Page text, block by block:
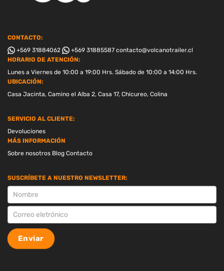
CONTACTO:
+569 31884062
+569 31885587 contacto@volcanotrailer.cl
HORARIO DE ATENCIÓN:
Lunes a Viernes de 10:00 a 19:00 Hrs. Sábado de 10:00 a 14:00 Hrs.
UBICACIÓN:
Casa Jacinta, Camino el Alba 2, Casa 17, Chicureo, Colina
SERVICIO AL CLIENTE:
Devoluciones
MÁS INFORMACIÓN
Sobre nosotros Blog Contacto
SUSCRÍBETE A NUESTRO NEWSLETTER:
SUSCRIPCION
Enviar